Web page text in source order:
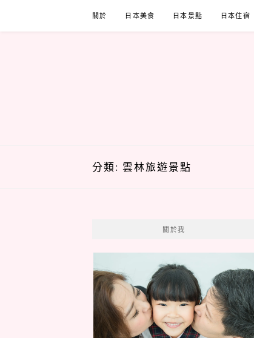
關於 日本美食 日本景點 日本住宿
分類: 雲林旅遊景點
關於我